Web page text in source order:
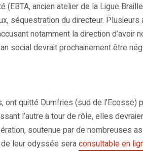
ancien atelier de la Ligue
séquestration du directeur. Plusieurs
notamment la direction d’avoir
social devrait prochainement être
ont quitté Dumfries (sud de l’Ecosse)
l’autre à tour de rôle, elles
soutenue par de nombreuses
de leur odyssée seraconsultable en